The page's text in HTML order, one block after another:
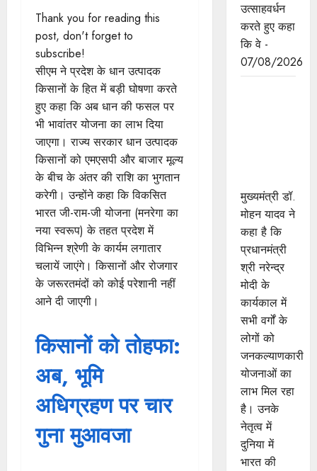
Thank you for reading this
post, don't forget to
subscribe!
सीएम ने प्रदेश के धान उत्पादक
किसानों के हित में बड़ी घोषणा करते
हुए कहा कि अब धान की फसल पर
भी भावांतर योजना का लाभ दिया
जाएगा। राज्य सरकार धान उत्पादक
किसानों को एमएसपी और बाजार मूल्य
के बीच के अंतर की राशि का भुगतान
करेगी। उन्होंने कहा कि विकसित
भारत जी-राम-जी योजना (मनरेगा का
नया स्वरूप) के तहत प्रदेश में
विभिन्न श्रेणी के कार्यम लगातार
चलायें जाएंगे। किसानों और रोजगार
के जरूरतमंदों को कोई परेशानी नहीं
आने दी जाएगी।
किसानों को तोहफा:
अब, भूमि
अधिग्रहण पर चार
गुना मुआवजा
उत्साहवर्धन
करते हुए कहा
कि वे -
07/08/2026
मुख्यमंत्री डॉ.
मोहन यादव ने
कहा है कि
प्रधानमंत्री
श्री नरेन्द्र
मोदी के
कार्यकाल में
सभी वर्गों के
लोगों को
जनकल्याणकारी
योजनाओं का
लाभ मिल रहा
है। उनके
नेतृत्व में
दुनिया में
भारत की